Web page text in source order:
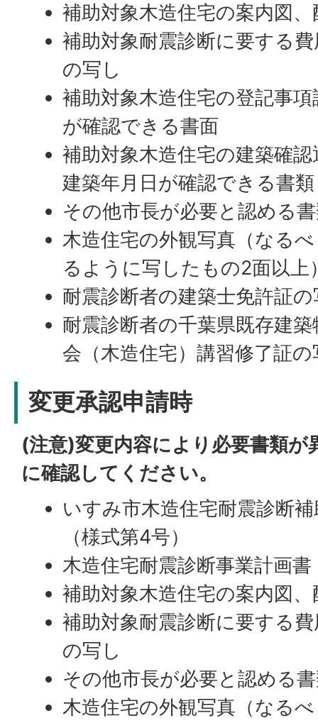
補助対象木造住宅の案内図
補助対象耐震診断に要する
の写し
補助対象木造住宅の登記事
が確認できる書面
補助対象木造住宅の建築確
建築年月日が確認できる書類
その他市長が必要と認める
木造住宅の外観写真（なる
るように写したもの2面以上
耐震診断者の建築士免許証
耐震診断者の千葉県既存建
会（木造住宅）講習修了証の
変更承認申請時
(注意)変更内容により必要書類が
に確認してください。
いすみ市木造住宅耐震診断
（様式第4号）
木造住宅耐震診断事業計画
補助対象木造住宅の案内図
補助対象耐震診断に要する
の写し
その他市長が必要と認める
木造住宅の外観写真（なる